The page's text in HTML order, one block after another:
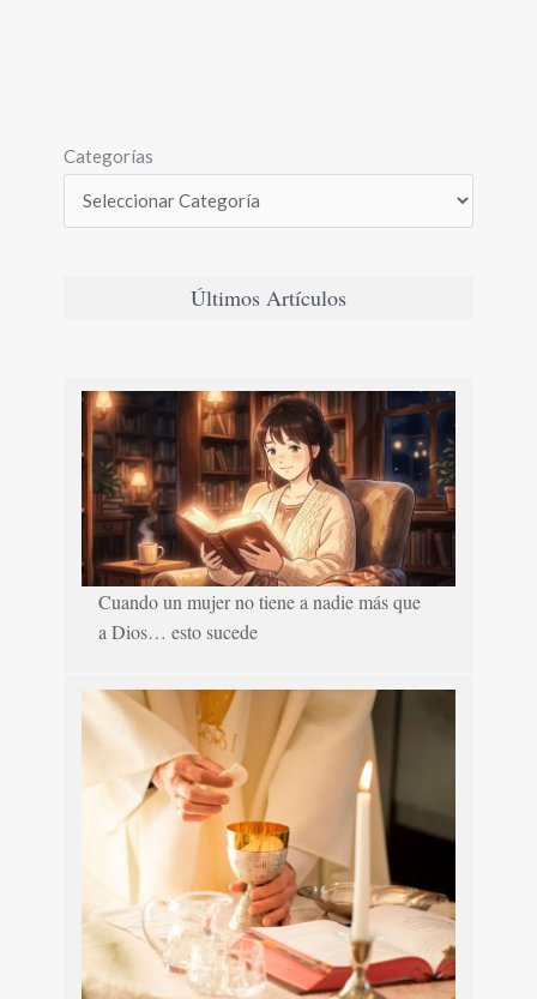
Categorías
Últimos Artículos
Cuando un mujer no tiene a nadie más que
a Dios… esto sucede